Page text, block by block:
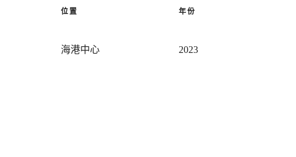
位置
海港中心
年份
2023